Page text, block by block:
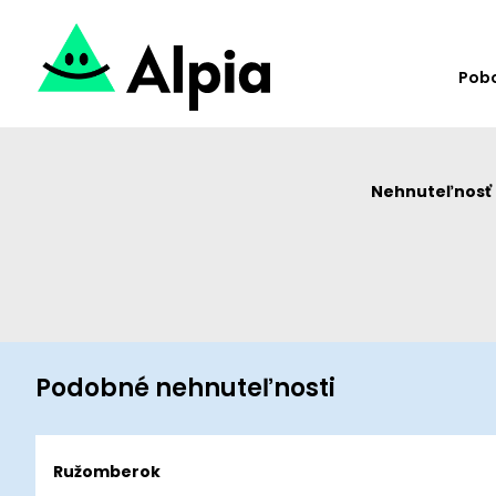
Nehnuteľnosť
Podobné nehnuteľnosti
Ružomberok